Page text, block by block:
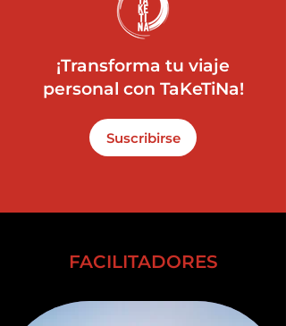
¡Transforma tu viaje
personal con TaKeTiNa!
Suscribirse
FACILITADORES